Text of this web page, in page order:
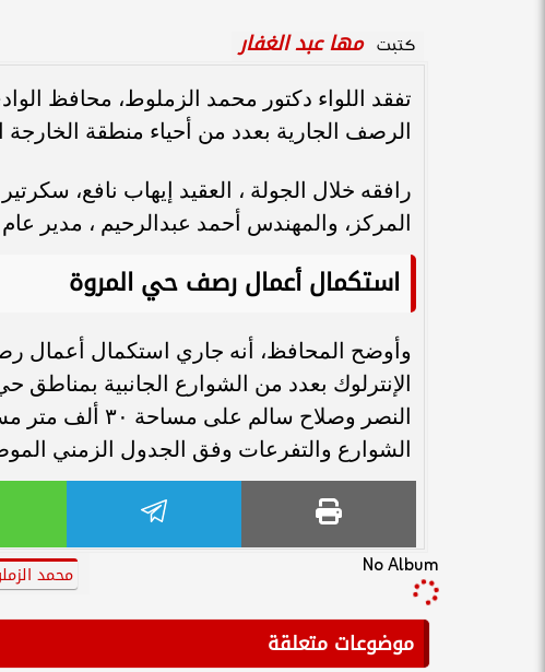
كتبت مها عبد الغفار
تفقد اللواء دكتور محمد الزملوط، محافظ
الرصف الجارية بعدد من أحياء منطقة الخارجة
رافقه خلال الجولة ، العقيد إيهاب نافع،
المركز، والمهندس أحمد عبدالرحيم ، مدير
استكمال أعمال رصف حي المروة
الإنترلوك بعدد من الشوارع الجانبية
النصر وصلاح
الشوارع والتفرعات وفق الجدول الزمني
محمد No Album
موضوعات متعلقة